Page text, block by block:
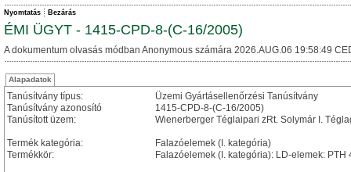
Nyomtatás Bezárás
ÉMI ÜGYT - 1415-CPD-8-(C-16/2005)
A dokumentum olvasás módban Anonymous számára 2026.AUG.06 19:58:49
Alapadatok
Tanúsítvány típus:
Üzemi Gyártásellenőrzési Tanúsítvány
Tanúsítvány azonosító
1415-CPD-8-(C-16/2005)
Tanúsított üzem:
Wienerberger Téglaipari zRt. Solymár I.
Termék kategória:
Falazóelemek (I. kategória)
Termékkör:
Falazóelemek (I. kategória): LD-elemek: PTH